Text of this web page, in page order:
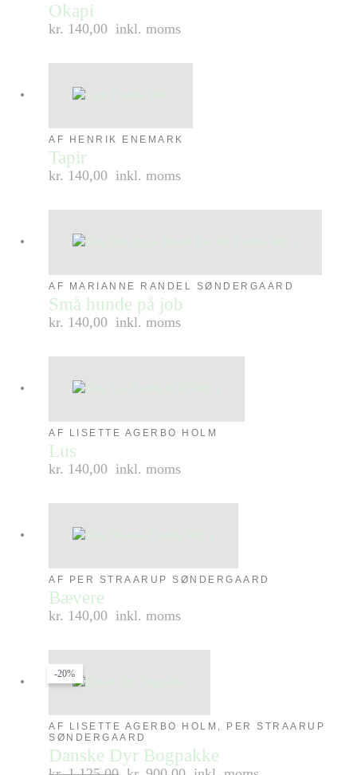
Okapi
kr. 140,00 inkl. moms
AF HENRIK ENEMARK
Tapir
kr. 140,00 inkl. moms
AF MARIANNE RANDEL SØNDERGAARD
Små hunde på job
kr. 140,00 inkl. moms
AF LISETTE AGERBO HOLM
Lus
kr. 140,00 inkl. moms
AF PER STRAARUP SØNDERGAARD
Bævere
kr. 140,00 inkl. moms
-20%
AF LISETTE AGERBO HOLM, PER STRAARUP
SØNDERGAARD
Danske Dyr Bogpakke